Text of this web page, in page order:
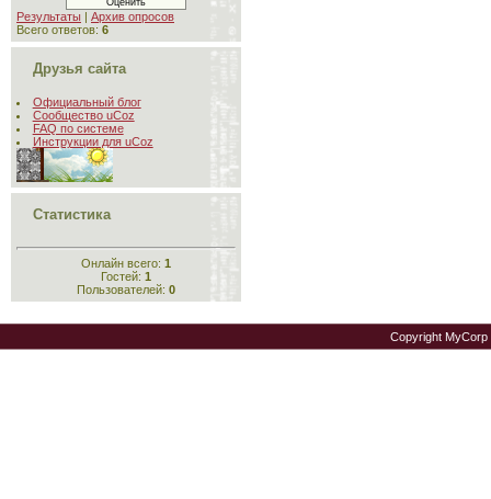
Результаты | Архив опросов
Всего ответов: 6
Друзья сайта
Официальный блог
Сообщество uCoz
FAQ по системе
Инструкции для uCoz
Статистика
Онлайн всего: 1
Гостей: 1
Пользователей: 0
Copyright MyCorp